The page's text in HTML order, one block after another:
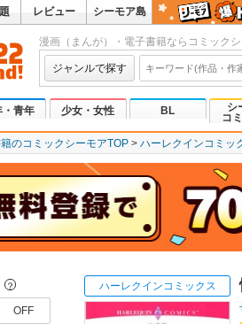
レビュー シーモア島
漫画（まんが）・電子書籍ならコミックシ
ジャンルで探す
・青年 少女・女性 BL
シ
コ
のコミックシーモアTOP ハーレクインコミッ
？
OFF
ハーレクインコミックス